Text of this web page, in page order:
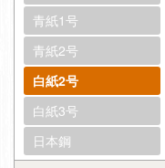
青紙1号
青紙2号
白紙2号
白紙3号
日本鋼